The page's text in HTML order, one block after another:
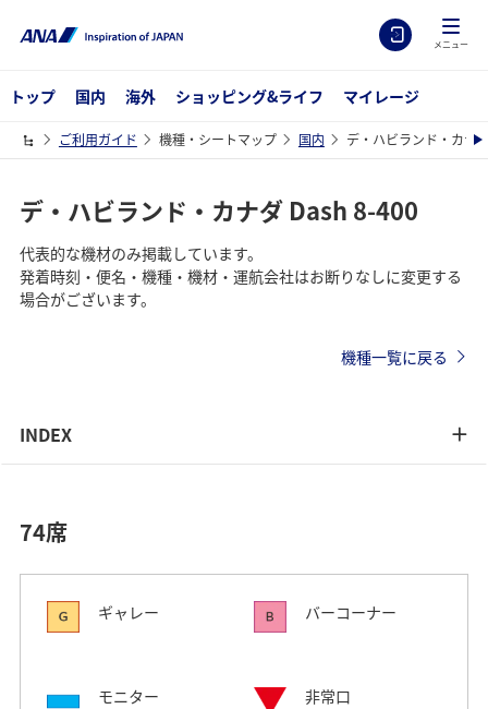
メニュー
トップ 国内 海外 ショッピング&ライフ マイレージ
ご利用ガイド 機種・シートマップ 国内 デ・ハビランド・カナ
デ・ハビランド・カナダ Dash 8-400
代表的な機材のみ掲載しています。
発着時刻・便名・機種・機材・運航会社はお断りなしに変更する
場合がございます。
機種一覧に戻る
INDEX
74席
ギャレー バーコーナー
モニター 非常口